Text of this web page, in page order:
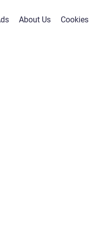
About Us Cookies